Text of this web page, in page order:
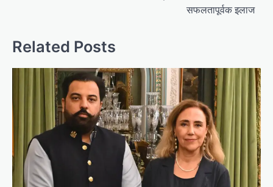
सफलतापूर्वक इलाज
Related Posts